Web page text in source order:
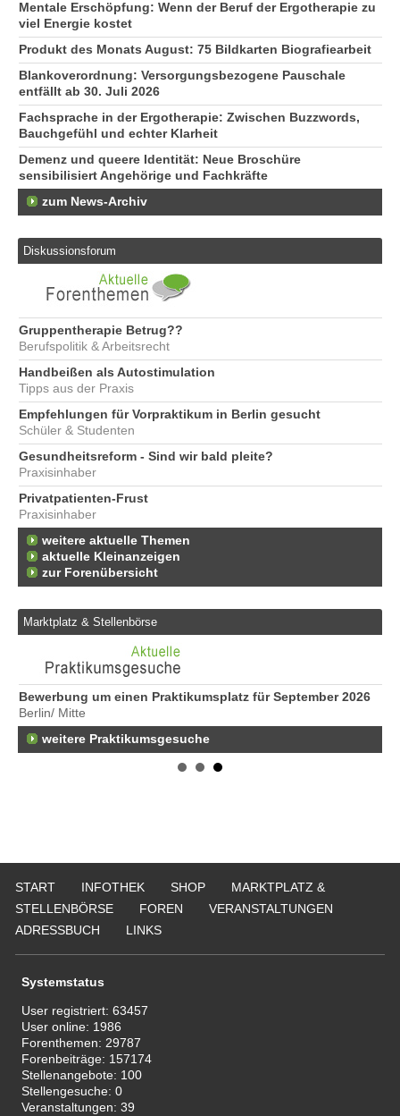
Mentale Erschöpfung: Wenn der Beruf der Ergotherapie zu
viel Energie kostet
Produkt des Monats August: 75 Bildkarten Biografiearbeit
Blankoverordnung: Versorgungsbezogene Pauschale
entfällt ab 30. Juli 2026
Fachsprache in der Ergotherapie: Zwischen Buzzwords,
Bauchgefühl und echter Klarheit
Demenz und queere Identität: Neue Broschüre
sensibilisiert Angehörige und Fachkräfte
zum News-Archiv
Diskussionsforum
Gruppentherapie Betrug??
Berufspolitik & Arbeitsrecht
Handbeißen als Autostimulation
Tipps aus der Praxis
Empfehlungen für Vorpraktikum in Berlin gesucht
Schüler & Studenten
Gesundheitsreform - Sind wir bald pleite?
Praxisinhaber
Privatpatienten-Frust
Praxisinhaber
weitere aktuelle Themen
aktuelle Kleinanzeigen
zur Forenübersicht
Marktplatz & Stellenbörse
Bewerbung um einen Praktikumsplatz für September 2026
Berlin/ Mitte
weitere Praktikumsgesuche
START INFOTHEK SHOP
MARKTPLATZ &
STELLENBÖRSE
FOREN
VERANSTALTUNGEN
ADRESSBUCH
LINKS
Systemstatus
User registriert:63457
User online: 1986
Forenthemen: 29787
Forenbeiträge: 157174
Stellenangebote: 100
Stellengesuche:0
Veranstaltungen:39